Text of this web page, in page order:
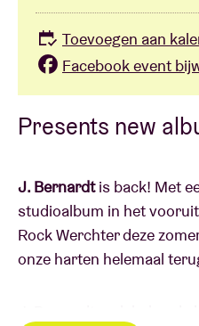
Presents new
J. Bernardtis back! Met
studioalbum in het
Rock Werchter deze
onze harten helemaal
Toevoegen aan
Facebook event